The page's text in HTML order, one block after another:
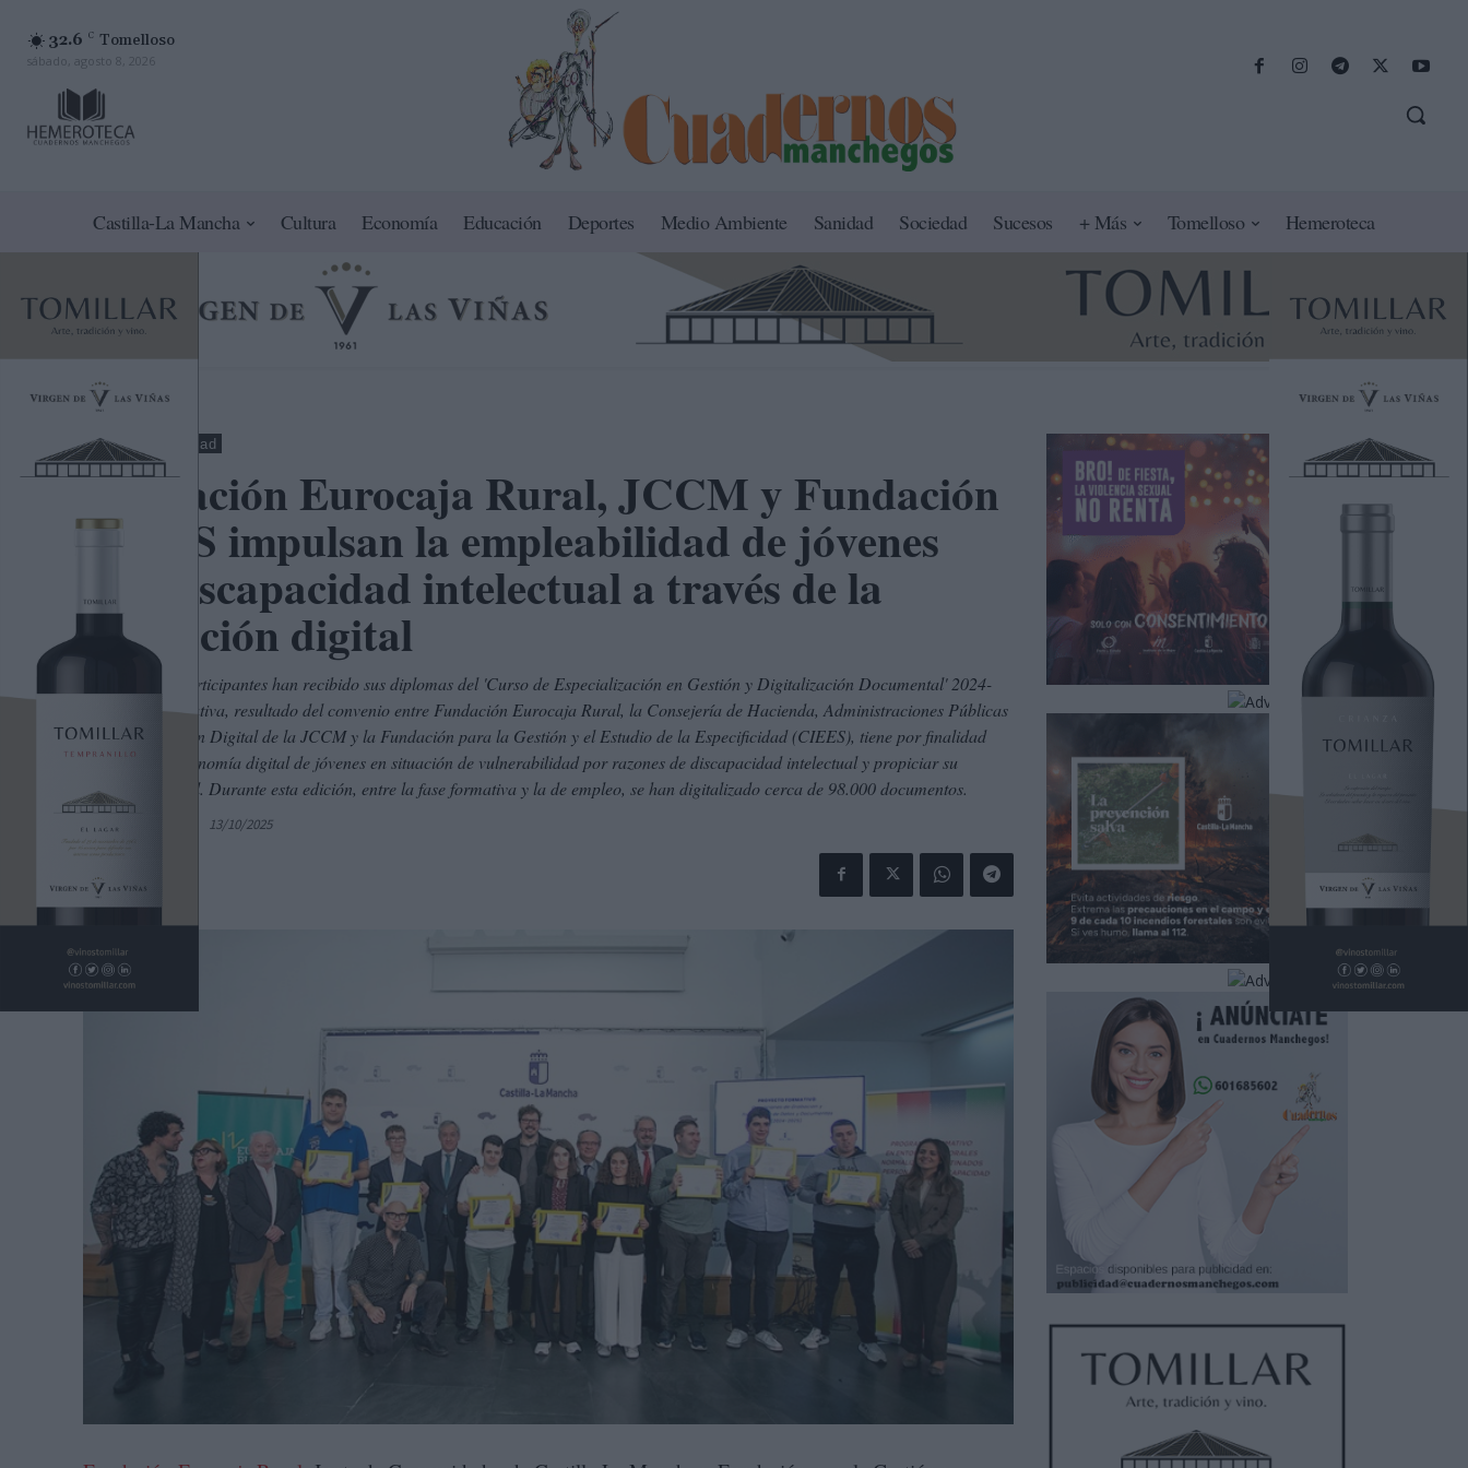
32.6 C Tomelloso
sábado, agosto 8, 2026
Castilla-La Mancha Cultura Economía Educación Deportes Medio Ambiente Sanidad Sociedad Sucesos + Más Tomelloso Hemeroteca
Toledo Sociedad
Fundación Eurocaja Rural, JCCM y Fundación
CIEES impulsan la empleabilidad de jóvenes
con discapacidad intelectual a través de la
formación digital
Un total de 8 participantes han recibido sus diplomas del 'Curso de Especialización en Gestión y Digitalización Documental' 2024-
2025. Esta iniciativa, resultado del convenio entre Fundación Eurocaja Rural, la Consejería de Hacienda, Administraciones Públicas
y Transformación Digital de la JCCM y la Fundación para la Gestión y el Estudio de la Especificidad (CIEES), tiene por finalidad
fomentar la autonomía digital de jóvenes en situación de vulnerabilidad por razones de discapacidad intelectual y propiciar su
inclusión laboral. Durante esta edición, entre la fase formativa y la de empleo, se han digitalizado cerca de 98.000 documentos.
Por C. Manchegos 13/10/2025